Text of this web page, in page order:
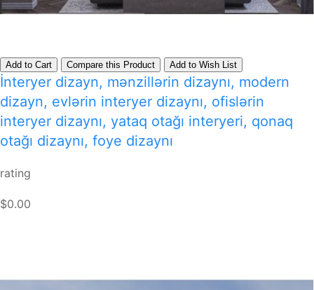
Add to Cart Compare this Product Add to Wish List
İnteryer dizayn, mənzillərin dizaynı, modern
dizayn, evlərin interyer dizaynı, ofislərin
interyer dizaynı, yataq otağı interyeri, qonaq
otağı dizaynı, foye dizaynı
rating
$0.00